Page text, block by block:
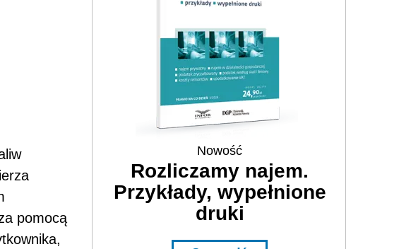
pomocą
Nowość
Rozliczamy najem.
Przykłady, wypełnione
druki